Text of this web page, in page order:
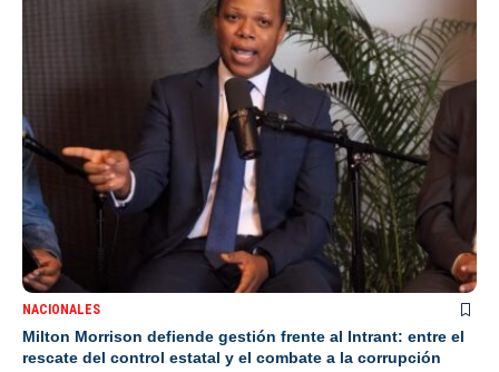
NACIONALES
Milton Morrison defiende gestión frente al Intrant: entre el
rescate del control estatal y el combate a la corrupción